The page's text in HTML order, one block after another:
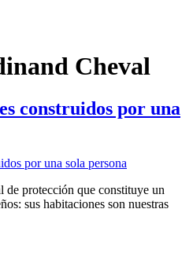
Cheval
construidos por una
de protección que constituye un
sus habitaciones son nuestras